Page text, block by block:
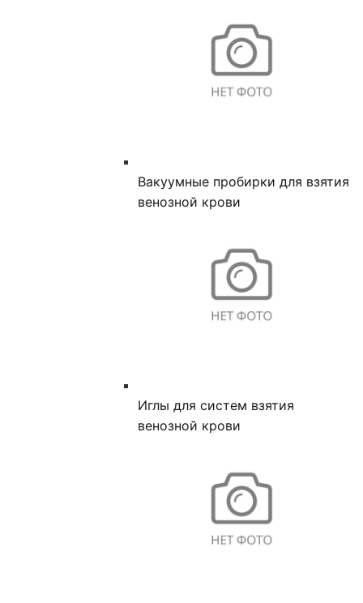
Вакуумные пробирки для взятия
венозной крови
Иглы для систем взятия
венозной крови